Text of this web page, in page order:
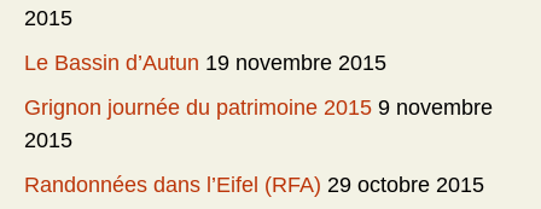
2015
Le Bassin d’Autun 19 novembre 2015
Grignon journée du patrimoine 2015 9 novembre
2015
Randonnées dans l’Eifel (RFA) 29 octobre 2015